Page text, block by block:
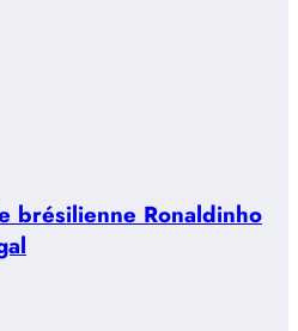
brésilienne Ronaldinho